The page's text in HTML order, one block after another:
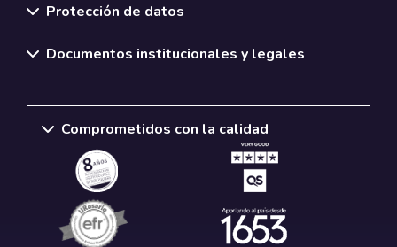
Protección de datos
Documentos institucionales y legales
Comprometidos con la calidad